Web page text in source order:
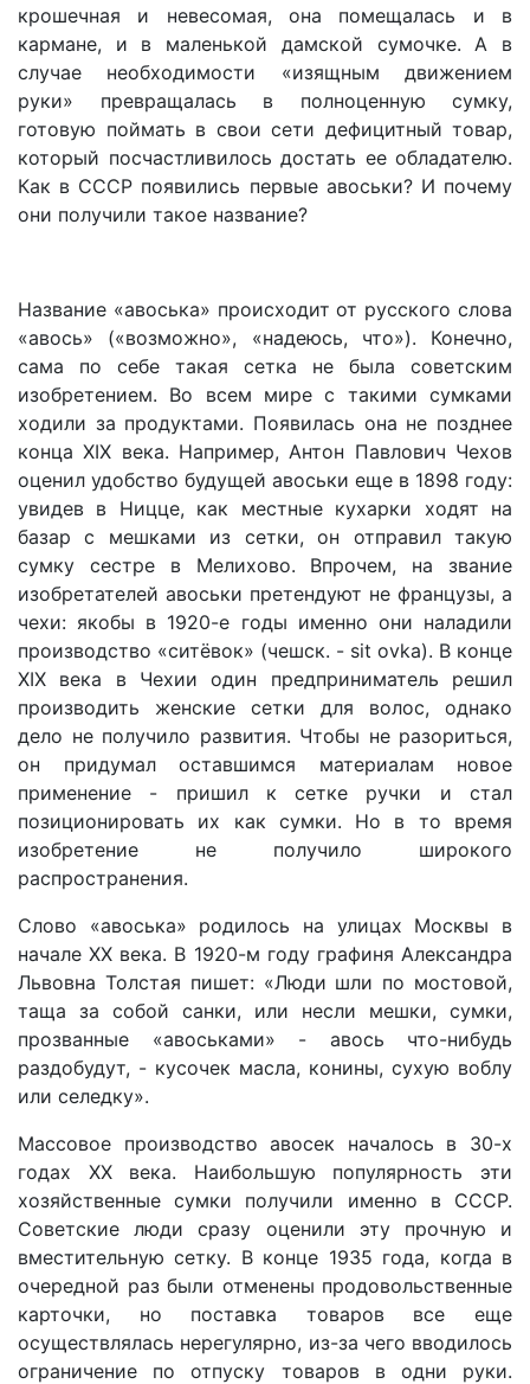
крошечная и невесомая, она помещалась и в
кармане, и в маленькой дамской сумочке. А в
случае необходимости «изящным движением
руки» превращалась в полноценную сумку,
готовую поймать в свои сети дефицитный товар,
который посчастливилось достать ее обладателю.
Как в СССР появились первые авоськи? И почему
они получили такое название?
Название «авоська» происходит от русского слова
«авось» («возможно», «надеюсь, что»). Конечно,
сама по себе такая сетка не была советским
изобретением. Во всем мире с такими сумками
ходили за продуктами. Появилась она не позднее
конца XIX века. Например, Антон Павлович Чехов
оценил удобство будущей авоськи еще в 1898 году:
увидев в Ницце, как местные кухарки ходят на
базар с мешками из сетки, он отправил такую
сумку сестре в Мелихово. Впрочем, на звание
изобретателей авоськи претендуют не французы, а
чехи: якобы в 1920-е годы именно они наладили
производство «ситёвок» (чешск. - sit ovka). В конце
XIX века в Чехии один предприниматель решил
производить женские сетки для волос, однако
дело не получило развития. Чтобы не разориться,
он придумал оставшимся материалам новое
применение - пришил к сетке ручки и стал
позиционировать их как сумки. Но в то время
изобретение не получило широкого
распространения.
Слово «авоська» родилось на улицах Москвы в
начале ХХ века. В 1920-м году графиня Александра
Львовна Толстая пишет: «Люди шли по мостовой,
таща за собой санки, или несли мешки, сумки,
прозванные «авоськами» - авось что-нибудь
раздобудут, - кусочек масла, конины, сухую воблу
или селедку».
Массовое производство авосек началось в 30-х
годах XX века. Наибольшую популярность эти
хозяйственные сумки получили именно в СССР.
Советские люди сразу оценили эту прочную и
вместительную сетку. В конце 1935 года, когда в
очередной раз были отменены продовольственные
карточки, но поставка товаров все еще
осуществлялась нерегулярно, из-за чего вводилось
ограничение по отпуску товаров в одни руки.